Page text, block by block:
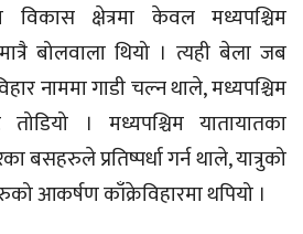
विकास क्षेत्रमा केवल मध्यपश्चिम
बोलवाला थियो । त्यही बेला जब
नाममा गाडी चल्न थाले, मध्यपश्चिम
। मध्यपश्चिम यातायातका
बसहरुले प्रतिष्पर्धा गर्न थाले, यात्रुको
आकर्षण काँक्रेविहारमा थपियो ।